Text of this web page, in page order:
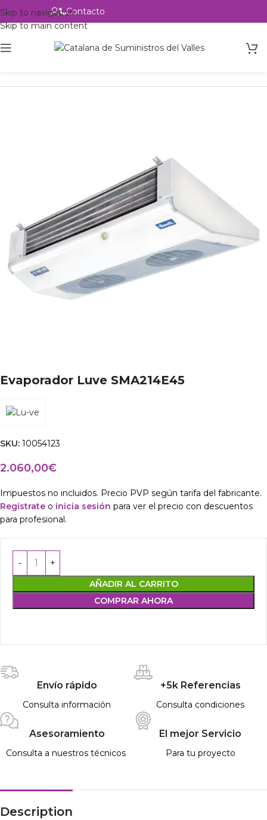
Skip to navigation
Skip to main content
Contacto
Evaporador Luve SMA214E45
SKU: 10054123
2.060,00€
Impuestos no incluidos. Precio PVP según tarifa del fabricante.
Regístrate o inicia sesión para ver el precio con descuentos
para profesional.
AÑADIR AL CARRITO
COMPRAR AHORA
Envío rápido
Consulta información
+5k Referencias
Consulta condiciones
Asesoramiento
Consulta a nuestros técnicos
El mejor Servicio
Para tu proyecto
Description